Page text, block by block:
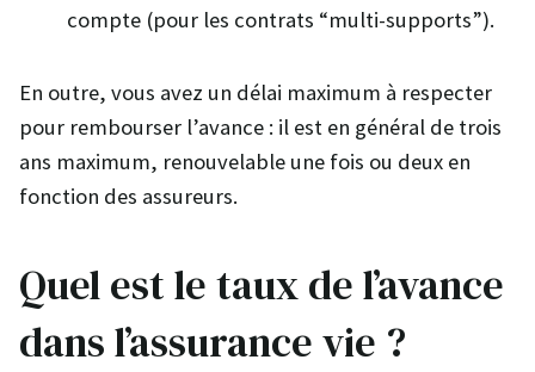
compte (pour les contrats “multi-supports”).
En outre, vous avez un délai maximum à respecter
pour rembourser l’avance : il est en général de trois
ans maximum, renouvelable une fois ou deux en
fonction des assureurs.
Quel est le taux de l’avance
dans l’assurance vie ?